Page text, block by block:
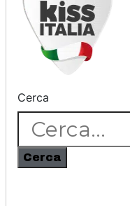
Cerca
Cerca